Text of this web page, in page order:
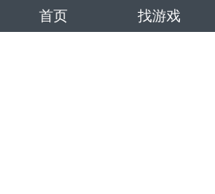
首页 找游戏